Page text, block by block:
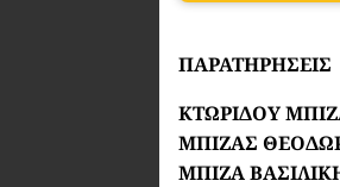
ΠΑΡΑΤΗΡΗΣΕΙΣ
ΚΤΩΡΙΔΟΥ
ΜΠΙΖΑΣ
ΜΠΙΖΑ